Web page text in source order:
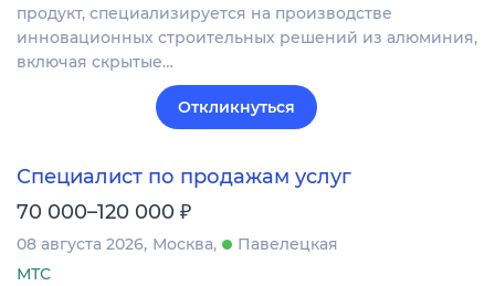
продукт, специализируется на производстве
инновационных строительных решений из алюминия,
включая скрытые…
Откликнуться
Специалист по продажам услуг
70 000–120 000 ₽
08 августа 2026 Москва
Павелецкая
МТС